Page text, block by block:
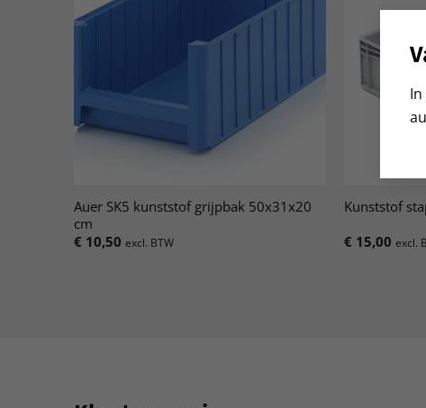
Auer SK5 kunststof grijpbak 50x31x20
cm
€ 10,50 excl. BTW
Kunststof
€ 15,00 excl.